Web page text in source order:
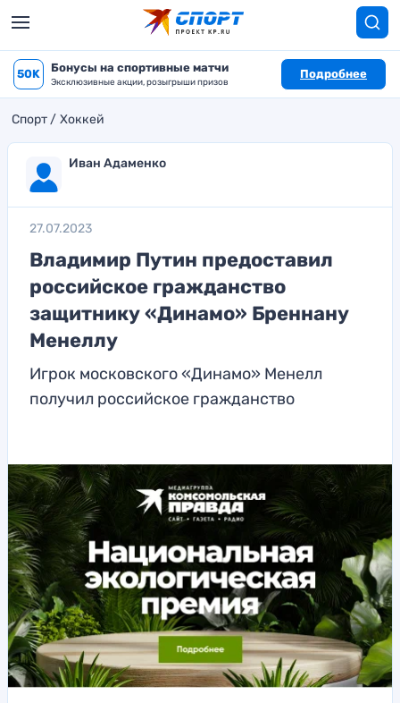
50K Бонусы на спортивные матчи
Эксклюзивные акции, розыгрыши призов
Подробнее
Спорт Хоккей
Иван Адаменко
27.07.2023
Владимир Путин предоставил
российское гражданство
защитнику «Динамо» Бреннану
Менеллу
Игрок московского «Динамо» Менелл
получил российское гражданство